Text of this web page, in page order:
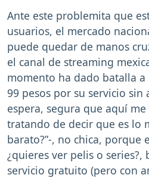
Ante este problemita que
usuarios, el mercado
puede quedar de manos
el canal de streaming
momento ha dado batalla
99 pesos por su servicio sin
espera, segura que aquí me
tratando de decir que es lo
barato?”-, no chica, porque
¿quieres ver pelis o series?,
servicio gratuito (pero con